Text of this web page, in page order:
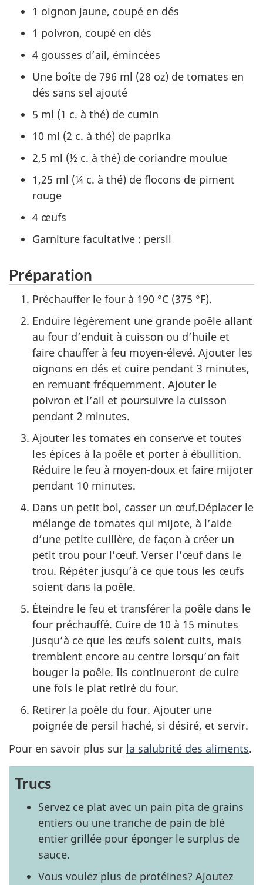
1 oignon jaune, coupé en dés
1 poivron, coupé en dés
4 gousses d’ail, émincées
Une boîte de 796 ml (28 oz) de tomates en
dés sans sel ajouté
5 ml (1 c. à thé) de cumin
10 ml (2 c. à thé) de paprika
2,5 ml (½ c. à thé) de coriandre moulue
1,25 ml (¼ c. à thé) de flocons de piment
rouge
4 œufs
Garniture facultative : persil
Préparation
Préchauffer le four à 190 °C (375 °F).
Enduire légèrement une grande poêle allant
au four d’enduit à cuisson ou d’huile et
faire chauffer à feu moyen-élevé. Ajouter les
oignons en dés et cuire pendant 3 minutes,
en remuant fréquemment. Ajouter le
poivron et l’ail et poursuivre la cuisson
pendant 2 minutes.
Ajouter les tomates en conserve et toutes
les épices à la poêle et porter à ébullition.
Réduire le feu à moyen-doux et faire mijoter
pendant 10 minutes.
Dans un petit bol, casser un œuf.Déplacer le
mélange de tomates qui mijote, à l’aide
d’une petite cuillère, de façon à créer un
petit trou pour l’œuf. Verser l’œuf dans le
trou. Répéter jusqu’à ce que tous les œufs
soient dans la poêle.
Éteindre le feu et transférer la poêle dans le
four préchauffé. Cuire de 10 à 15 minutes
jusqu’à ce que les œufs soient cuits, mais
tremblent encore au centre lorsqu’on fait
bouger la poêle. Ils continueront de cuire
une fois le plat retiré du four.
Retirer la poêle du four. Ajouter une
poignée de persil haché, si désiré, et servir.
Pour en savoir plus sur la salubrité des aliments.
Trucs
Servez ce plat avec un pain pita de grains
entiers ou une tranche de pain de blé
entier grillée pour éponger le surplus de
sauce.
Vous voulez plus de protéines? Ajoutez